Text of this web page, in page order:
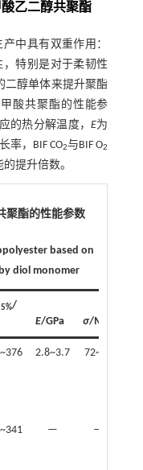
乙二醇共聚酯
中具有双重作用：
特别是对于柔韧性
二醇单体来提升聚酯
酸共聚酯的性能参
的热分解温度，E为
率，BIF CO2与BIF O2
提升倍数。
聚酯的性能参数
based on
diol monomer
/
E/GPa σ/MPa
2.8~3.7 72~85
— —